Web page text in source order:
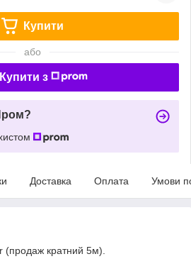
Купити
або
Купити з
Доставка Оплата Умови
(продаж кратний 5м).